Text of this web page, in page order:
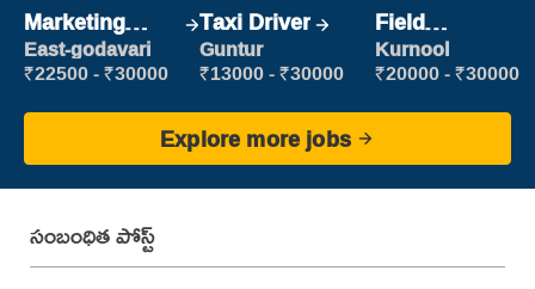
Marketing
Executive
East-godavari
₹22500 - ₹30000
Taxi Driver
Guntur
₹13000 - ₹30000
Field
Marketing
Executive
Kurnool
₹20000 - ₹30000
Explore more jobs
సంబంధిత పోస్ట్